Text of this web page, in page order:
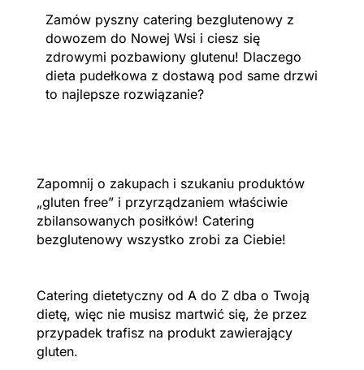
Zamów pyszny catering bezglutenowy z
dowozem do Nowej Wsi i ciesz się
zdrowymi pozbawiony glutenu! Dlaczego
dieta pudełkowa z dostawą pod same drzwi
to najlepsze rozwiązanie?
Zapomnij o zakupach i szukaniu produktów
„gluten free” i przyrządzaniem właściwie
zbilansowanych posiłków! Catering
bezglutenowy wszystko zrobi za Ciebie!
Catering dietetyczny od A do Z dba o Twoją
dietę, więc nie musisz martwić się, że przez
przypadek trafisz na produkt zawierający
gluten.